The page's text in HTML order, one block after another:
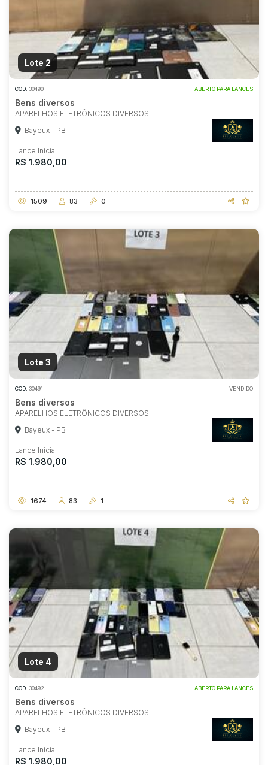
Lote 2
COD. 30490 ABERTO PARA LANCES
Bens diversos
APARELHOS ELETRÔNICOS DIVERSOS
Bayeux - PB
Lance Inicial
R$ 1.980,00
1509 83 0
Lote 3
COD. 30491 VENDIDO
Bens diversos
APARELHOS ELETRÔNICOS DIVERSOS
Bayeux - PB
Lance Inicial
R$ 1.980,00
1674 83 1
Lote 4
COD. 30492 ABERTO PARA LANCES
Bens diversos
APARELHOS ELETRÔNICOS DIVERSOS
Bayeux - PB
Lance Inicial
R$ 1.980,00